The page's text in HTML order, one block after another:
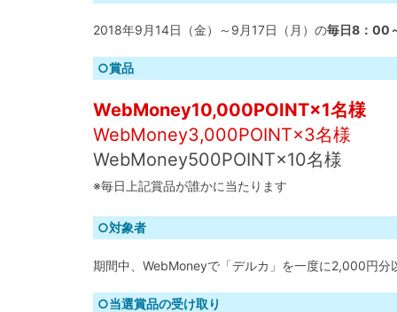
2018年9月14日（金）～9月17日（月）の毎日8：00
○賞品
WebMoney10,000POINT×1名様
WebMoney3,000POINT×3名様
WebMoney500POINT×10名様
※毎日上記賞品が誰かに当たります
○対象者
期間中、WebMoneyで「デルカ」を一度に2,000円分
○当選賞品の受け取り